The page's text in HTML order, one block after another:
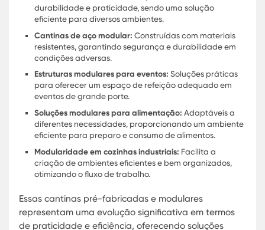
uma solução rápida e conveniente.
Cantinas modulares para empresas:Ideais para
oferecer um espaço de refeição confortável para
funcionários em projetos de construção e outras
atividades empresariais.
Design de cantina modular: Permite
obra, garantindo funcionalidade e eficiência.
Preços de cantinas modulares:Variam conforme o
tamanho e especificações, mas geralmente são
econômicas em comparação com construções
tradicionais.
Cantina modular para universidades:
ambiente apropriado para refeições de
com fácil instalação e manutenção.